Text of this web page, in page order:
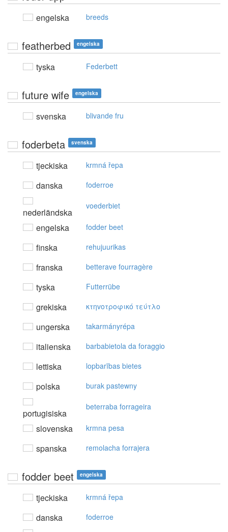
engelska breeds
featherbed engelska
tyska Federbett
future wife engelska
svenska blivande fru
foderbeta svenska
tjeckiska krmná řepa
danska foderroe
nederländska
voederbiet
engelska fodder beet
finska rehujuurikas
franska betterave fourragère
tyska Futterrübe
grekiska κτηvoτρoφικό τεύτλo
ungerska takarmányrépa
italienska barbabietola da foraggio
lettiska lopbarības bietes
polska burak pastewny
portugisiska
beterraba forrageira
slovenska krmna pesa
spanska remolacha forrajera
fodder beet engelska
tjeckiska krmná řepa
danska foderroe